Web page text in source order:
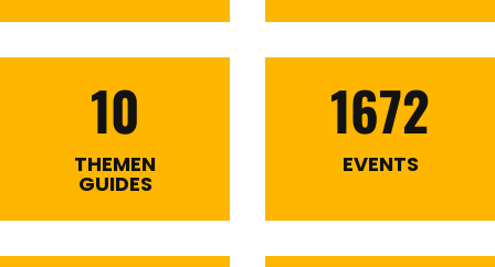
10
THEMEN
GUIDES
1672
EVENTS